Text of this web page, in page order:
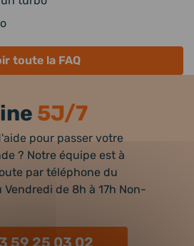
toute la FAQ
5J/7
pour passer votre
? Notre équipe est à
par téléphone du
Vendredi de 8h à 17h Non-